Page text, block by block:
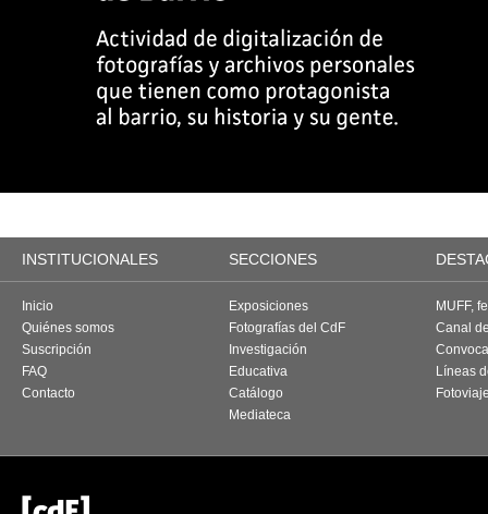
INSTITUCIONALES SECCIONES
Inicio
Quiénes somos
Suscripción
FAQ
Contacto
Exposiciones
Fotografías del CdF
Investigación
Educativa
Catálogo
Mediateca
MUFF,
Canal
Líneas